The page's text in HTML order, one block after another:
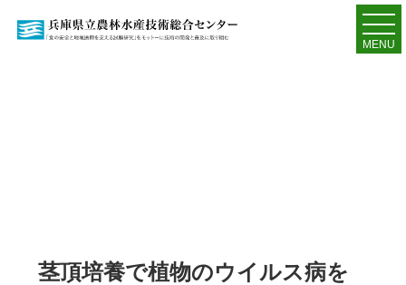
MENU
茎頂培養で植物のウイルス病を